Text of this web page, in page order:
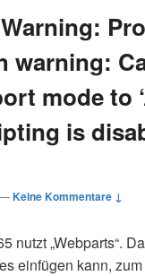
mode to
is
—Keine Kommentare ↓
nutzt „Webparts“.
einfügen kann,